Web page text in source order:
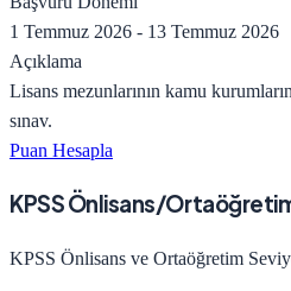
1 Temmuz 2026 - 13 Temmuz 2026
Açıklama
Lisans mezunlarının kamu
sınav.
Puan Hesapla
KPSS Önlisans/
KPSS Önlisans ve Ortaöğretim